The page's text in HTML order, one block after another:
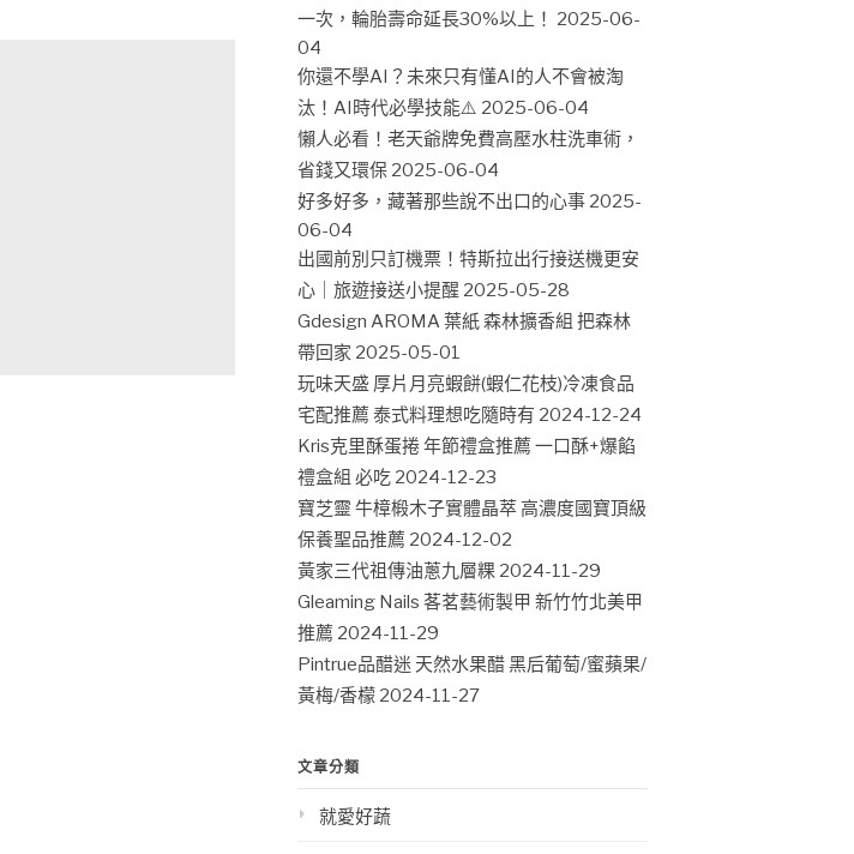
一次，輪胎壽命延長30%以上！ 2025-06-
04
你還不學AI？未來只有懂AI的人不會被淘
汰！AI時代必學技能⚠️ 2025-06-04
懶人必看！老天爺牌免費高壓水柱洗車術，
省錢又環保 2025-06-04
好多好多，藏著那些說不出口的心事 2025-
06-04
出國前別只訂機票！特斯拉出行接送機更安
心｜旅遊接送小提醒 2025-05-28
Gdesign AROMA 葉紙 森林擴香組 把森林
帶回家 2025-05-01
玩味天盛 厚片月亮蝦餅(蝦仁花枝)冷凍食品
宅配推薦 泰式料理想吃隨時有 2024-12-24
Kris克里酥蛋捲 年節禮盒推薦 一口酥+爆餡
禮盒組 必吃 2024-12-23
寶芝靈 牛樟椴木子實體晶萃 高濃度國寶頂級
保養聖品推薦 2024-12-02
黃家三代祖傳油蔥九層粿 2024-11-29
Gleaming Nails 茖茗藝術製甲 新竹竹北美甲
推薦 2024-11-29
Pintrue品醋迷 天然水果醋 黑后葡萄/蜜蘋果/
黃梅/香檬 2024-11-27
文章分類
就愛好蔬